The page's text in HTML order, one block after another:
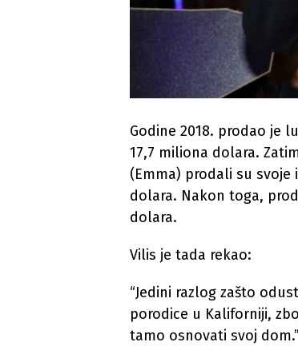
Godine 2018. prodao je
17,7 miliona dolara.
(Emma) prodali su
dolara. Nakon toga,
dolara.
Vilis je tada rekao:
“Jedini razlog zašto
porodice u Kaliforniji,
tamo osnovati svoj dom.”